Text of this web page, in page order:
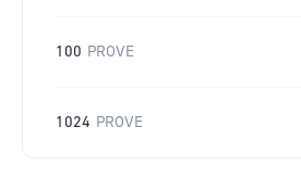
100 PROVE
1024 PROVE